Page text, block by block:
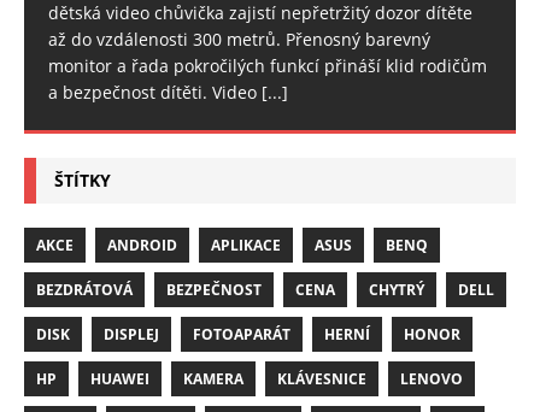
dětská video chůvička zajistí nepřetržitý dozor dítěte
až do vzdálenosti 300 metrů. Přenosný barevný
monitor a řada pokročilých funkcí přináší klid rodičům
a bezpečnost dítěti. Video [...]
ŠTÍTKY
AKCE ANDROID APLIKACE ASUS BENQ
BEZDRÁTOVÁ BEZPEČNOST CENA CHYTRÝ DELL
DISK DISPLEJ FOTOAPARÁT HERNÍ HONOR
HP HUAWEI KAMERA KLÁVESNICE LENOVO